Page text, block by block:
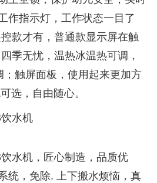
作指示灯，工作状态一目了
款才有，普通款显示屏在触
季无忧，温热冰温热可调，
；触屏面板，使用起来更加方
选，自由随心。
水机
水机，匠心制造，品质优
统，免除. 上下搬水烦恼，真